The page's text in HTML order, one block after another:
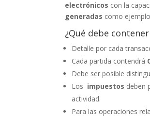
electrónicos con la
generadas como ejemplo
¿Qué debe
Detalle por cada
Cada partida contendrá
Debe ser posible
Los impuestos deben
actividad.
Para las operaciones